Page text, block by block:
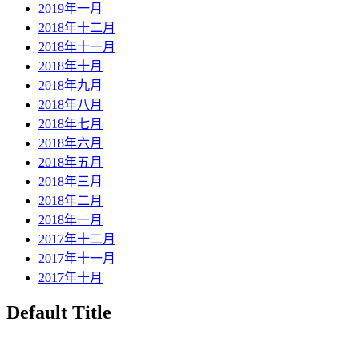
2019年一月
2018年十二月
2018年十一月
2018年十月
2018年九月
2018年八月
2018年七月
2018年六月
2018年五月
2018年三月
2018年二月
2018年一月
2017年十二月
2017年十一月
2017年十月
Default Title